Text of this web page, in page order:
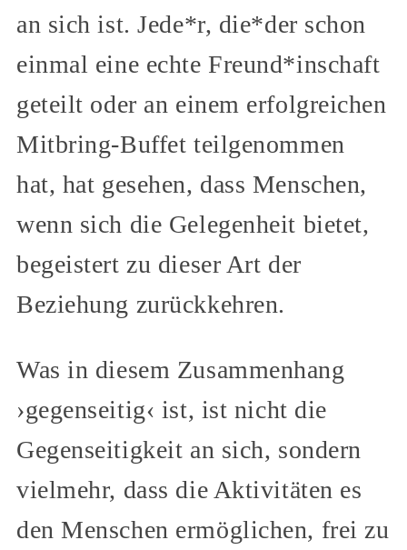
an sich ist. Jede*r, die*der schon
einmal eine echte Freund*inschaft
geteilt oder an einem erfolgreichen
Mitbring-Buffet teilgenommen
hat, hat gesehen, dass Menschen,
wenn sich die Gelegenheit bietet,
begeistert zu dieser Art der
Beziehung zurückkehren.
Was in diesem Zusammenhang
›gegenseitig‹ ist, ist nicht die
Gegenseitigkeit an sich, sondern
vielmehr, dass die Aktivitäten es
den Menschen ermöglichen, frei zu